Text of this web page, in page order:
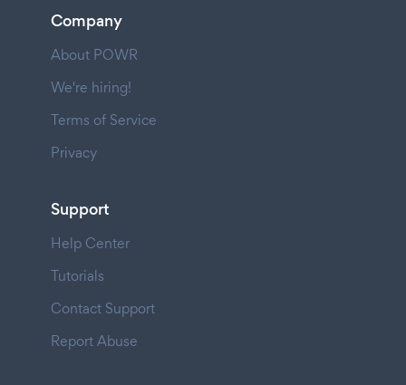
Company
About POWR
We're hiring!
Terms of Service
Privacy
Support
Help Center
Tutorials
Contact Support
Report Abuse